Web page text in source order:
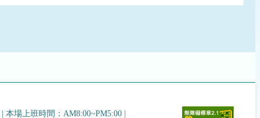
| 本場上班時間：AM8:00~PM5:00 |